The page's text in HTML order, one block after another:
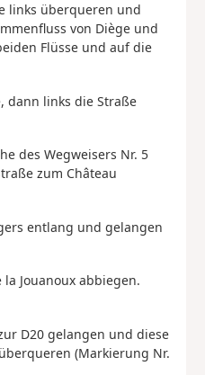
links überqueren und
von Diège und
Flüsse und auf die
dann links die Straße
des Wegweisers Nr. 5
zum Château
entlang und gelangen
Jouanoux abbiegen.
D20 gelangen und diese
(Markierung Nr.